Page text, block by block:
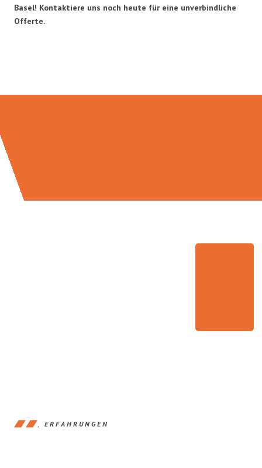
Basel! Kontaktiere uns noch heute für eine unverbindliche
Offerte.
ERFAHRUNGEN